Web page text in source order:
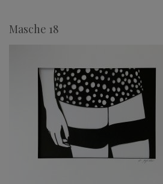
Masche 18